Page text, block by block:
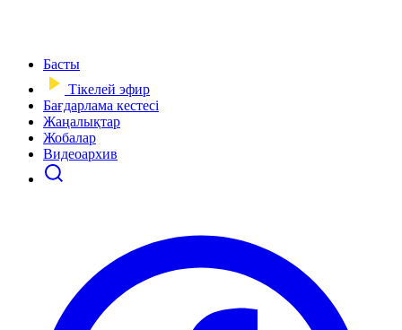
Басты
Тікелей эфир
Бағдарлама кестесі
Жаңалықтар
Жобалар
Видеоархив